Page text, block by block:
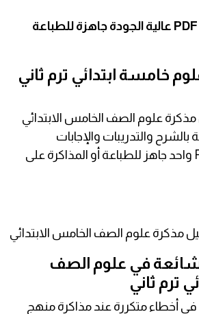
مجانية بصيغة PDF عالية الجودة جاهزة للطباعة
خامسة ابتدائي ترم ثاني
مذكرة علوم الصف الخامس الابتدائي
2026 كاملة بالشرح والتدريبات والإجابات
النموذجية، ملف PDF واحد جاهز للطباعة أو المذاكرة على
شائعة في علوم الصف
ترم ثاني
أخطاء متكررة عند مذاكرة منهج